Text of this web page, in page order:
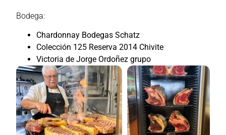
Bodega:
Chardonnay Bodegas Schatz
Colección 125 Reserva 2014 Chivite
Victoria de Jorge Ordoñez grupo